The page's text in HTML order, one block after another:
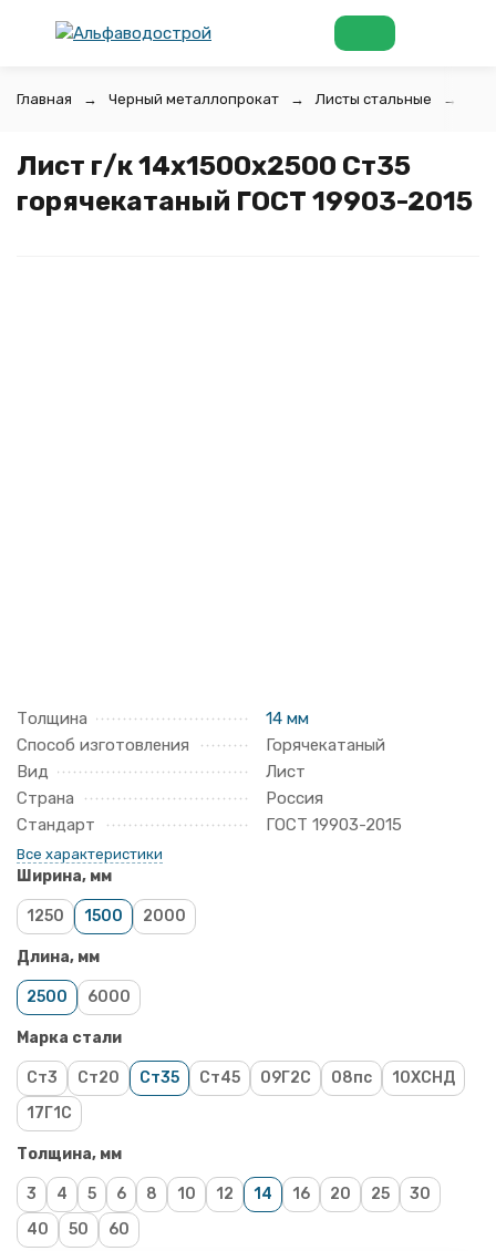
Главная Черный металлопрокат Листы стальные
Лист г/к 14х1500x2500 Ст35
горячекатаный ГОСТ 19903-2015
Толщина
14 мм
Способ изготовления
Горячекатаный
Вид
Лист
Страна
Россия
Стандарт
ГОСТ 19903-2015
Все характеристики
Ширина, мм
1250 1500 2000
Длина, мм
2500 6000
Марка стали
Ст3 Ст20 Ст35 Ст45 09Г2С 08пс
10ХСНД
17Г1С
Толщина, мм
3 4 5 6 8 10 12 14 16 20 25
30
40
50 60